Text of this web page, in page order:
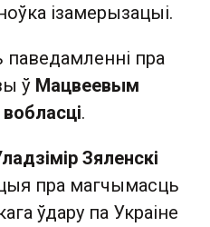
ізамерызацыі.
пра
ў Мацвеевым
.
Зяленскі
пра магчымасць
ўдару па Украіне